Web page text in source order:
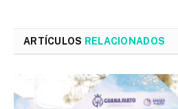
ARTÍCULOS RELACIONADOS